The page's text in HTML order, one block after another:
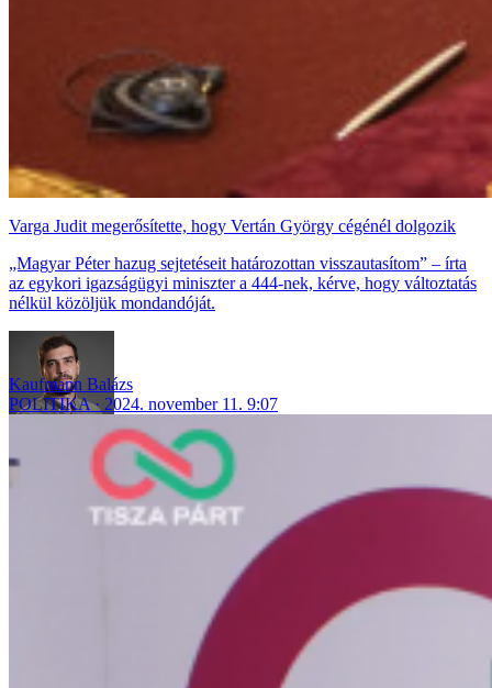
Varga Judit megerősítette, hogy Vertán György cégénél dolgozik
„Magyar Péter hazug sejtetéseit határozottan visszautasítom” – írta
az egykori igazságügyi miniszter a 444-nek, kérve, hogy változtatás
nélkül közöljük mondandóját.
Kaufmann Balázs
POLITIKA
2024. november 11. 9:07